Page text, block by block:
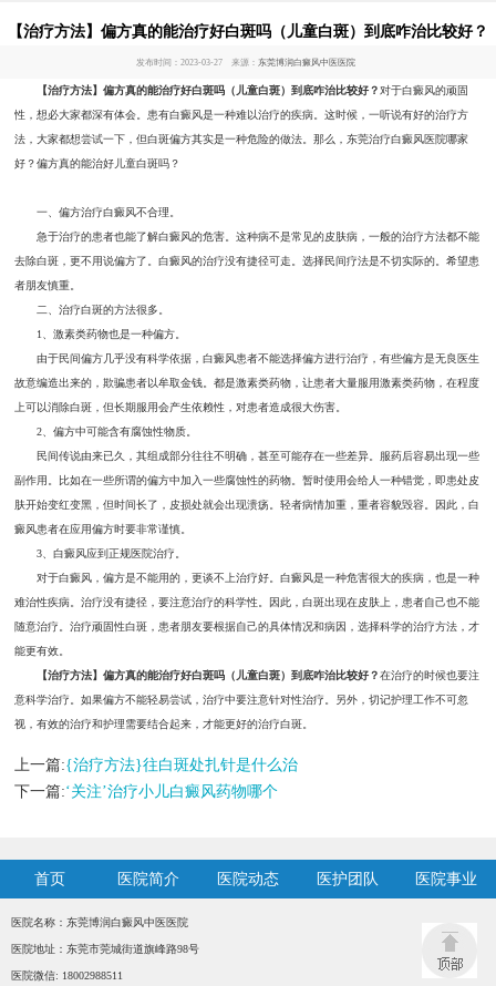
【治疗方法】偏方真的能治疗好白斑吗（儿童白斑）到底咋治比较好？
发布时间：2023-03-27 来源： 东莞博润白癜风中医医院
【治疗方法】偏方真的能治疗好白斑吗（儿童白斑）到底咋治比较好？对于白癜风的顽固
性，想必大家都深有体会。患有白癜风是一种难以治疗的疾病。这时候，一听说有好的治疗方
法，大家都想尝试一下，但白斑偏方其实是一种危险的做法。那么，东莞治疗白癜风医院哪家
好？偏方真的能治好儿童白斑吗？
一、偏方治疗白癜风不合理。
急于治疗的患者也能了解白癜风的危害。这种病不是常见的皮肤病，一般的治疗方法都不能
去除白斑，更不用说偏方了。白癜风的治疗没有捷径可走。选择民间疗法是不切实际的。希望患
者朋友慎重。
二、治疗白斑的方法很多。
1、激素类药物也是一种偏方。
由于民间偏方几乎没有科学依据，白癜风患者不能选择偏方进行治疗，有些偏方是无良医生
故意编造出来的，欺骗患者以牟取金钱。都是激素类药物，让患者大量服用激素类药物，在程度
上可以消除白斑，但长期服用会产生依赖性，对患者造成很大伤害。
2、偏方中可能含有腐蚀性物质。
民间传说由来已久，其组成部分往往不明确，甚至可能存在一些差异。服药后容易出现一些
副作用。比如在一些所谓的偏方中加入一些腐蚀性的药物。暂时使用会给人一种错觉，即患处皮
肤开始变红变黑，但时间长了，皮损处就会出现溃疡。轻者病情加重，重者容貌毁容。因此，白
癜风患者在应用偏方时要非常谨慎。
3、白癜风应到正规医院治疗。
对于白癜风，偏方是不能用的，更谈不上治疗好。白癜风是一种危害很大的疾病，也是一种
难治性疾病。治疗没有捷径，要注意治疗的科学性。因此，白斑出现在皮肤上，患者自己也不能
随意治疗。治疗顽固性白斑，患者朋友要根据自己的具体情况和病因，选择科学的治疗方法，才
能更有效。
【治疗方法】偏方真的能治疗好白斑吗（儿童白斑）到底咋治比较好？在治疗的时候也要注
意科学治疗。如果偏方不能轻易尝试，治疗中要注意针对性治疗。另外，切记护理工作不可忽
视，有效的治疗和护理需要结合起来，才能更好的治疗白斑。
上一篇:{治疗方法}往白斑处扎针是什么治
下一篇:‘关注’治疗小儿白癜风药物哪个
首页 医院简介 医院动态 医护团队 医院事业
医院名称：东莞博润白癜风中医医院
医院地址：东莞市莞城街道旗峰路98号
医院微信: 18002988511